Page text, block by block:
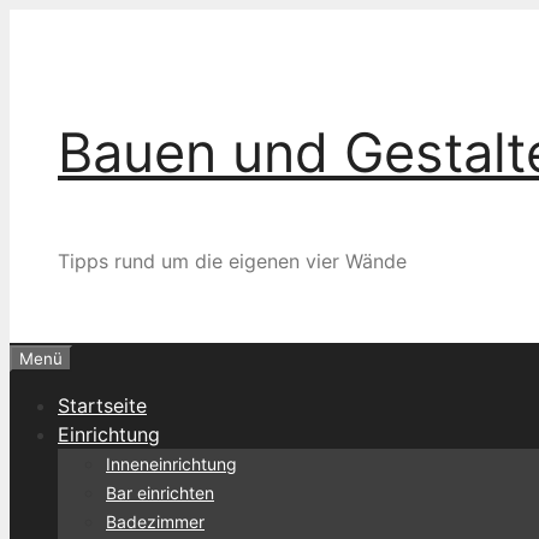
Bauen und
Tipps rund um die eigenen vier Wände
Menü
Startseite
Einrichtung
Inneneinrichtung
Bar einrichten
Badezimmer